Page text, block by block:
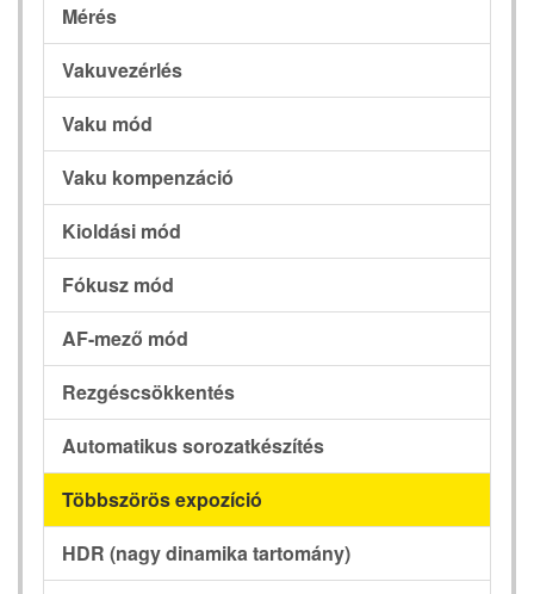
Mérés
Vakuvezérlés
Vaku mód
Vaku kompenzáció
Kioldási mód
Fókusz mód
AF-mező mód
Rezgéscsökkentés
Automatikus sorozatkészítés
Többszörös expozíció
HDR (nagy dinamika tartomány)